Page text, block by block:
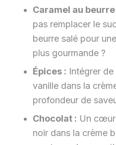
Caramel au beurre
pas remplacer le
beurre salé pour
plus gourmande ?
Épices : Intégrer
vanille dans la
profondeur de
Chocolat : Un
noir dans la crème